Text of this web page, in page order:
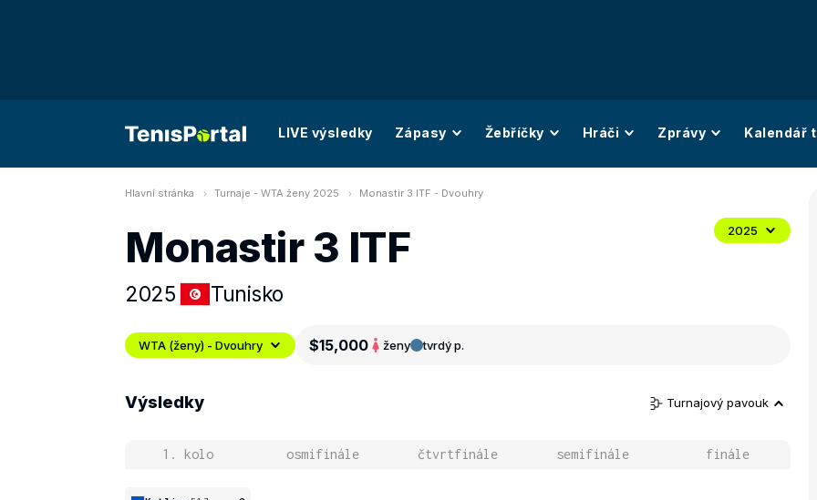
LIVE výsledky Zápasy Žebříčky Hráči Zprávy Kalendář
Hlavní stránka Turnaje - WTA ženy 2025 Monastir 3 ITF - Dvouhry
Monastir 3 ITF
2025 Tunisko
2025
WTA (ženy) - Dvouhry $15,000 ženy tvrdý p.
Výsledky Turnajový pavouk
1. kolo osmifinále čtvrtfinále semifinále finále